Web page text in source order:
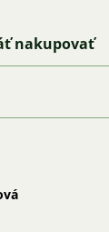
nakupovať